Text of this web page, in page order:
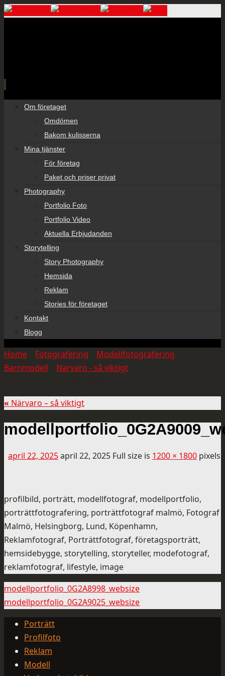
Om företaget
Omdömen
Bakom kulisserna
Mina tjänster
För företag
Paket och priser privat
Photography
Portfolio Foto
Portfolio Video
Aktuella Erbjudanden
Storytelling
Story Photography
Hemsida
Reklam
Stories för företaget
Kontakt
Blogg
Home Fotografering Modellfotografering
Barnmodell
Närvaro - så viktigt
« Närvaro – så viktigt
april 22, 2025april 22, 2025 Full size is 1200 × 1800 pixels
profilbild, porträtt, modellfotograf, modellportfolio,
porträttfotografering, porträttfotograf malmö, Fotograf
Malmö, Helsingborg, Lund, Köpenhamn,
Reklamfotograf, Porträttfotograf, företagsporträtt,
hemsidebygge, storytelling, storyteller, modefotograf,
reklamfotograf, lifestyle, image
modellportfolio_0G2A8998_websize
modellportfolio_0G2A9025_websize
Porträtt
Profilfoto
Reklam
Modell